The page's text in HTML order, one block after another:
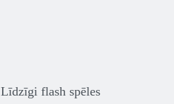
Līdzīgi flash spēles